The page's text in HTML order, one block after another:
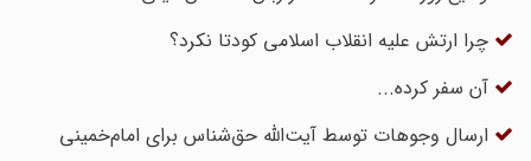
چرا ارتش علیه انقلاب اسلامی کودتا نکرد؟
آن سفر کرده...
ارسال وجوهات توسط آیت‌الله حق‌شناس برای امام‌خمینی